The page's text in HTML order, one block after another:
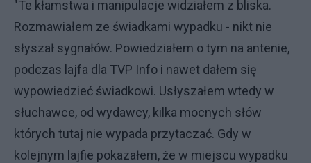
"Te kłamstwa i manipulacje widziałem z bliska.
Rozmawiałem ze świadkami wypadku - nikt nie
słyszał sygnałów. Powiedziałem o tym na antenie,
podczas lajfa dla TVP Info i nawet dałem się
wypowiedzieć świadkowi. Usłyszałem wtedy w
słuchawce, od wydawcy, kilka mocnych słów
których tutaj nie wypada przytaczać. Gdy w
kolejnym lajfie pokazałem, że w miejscu wypadku